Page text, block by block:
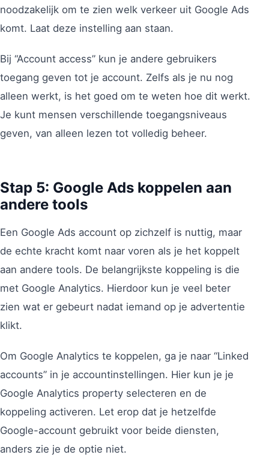
noodzakelijk om te zien welk verkeer uit Google Ads
komt. Laat deze instelling aan staan.
Bij “Account access” kun je andere gebruikers
toegang geven tot je account. Zelfs als je nu nog
alleen werkt, is het goed om te weten hoe dit werkt.
Je kunt mensen verschillende toegangsniveaus
geven, van alleen lezen tot volledig beheer.
Stap 5: Google Ads koppelen aan
andere tools
Een Google Ads account op zichzelf is nuttig, maar
de echte kracht komt naar voren als je het koppelt
aan andere tools. De belangrijkste koppeling is die
met Google Analytics. Hierdoor kun je veel beter
zien wat er gebeurt nadat iemand op je advertentie
klikt.
Om Google Analytics te koppelen, ga je naar “Linked
accounts” in je accountinstellingen. Hier kun je je
Google Analytics property selecteren en de
koppeling activeren. Let erop dat je hetzelfde
Google-account gebruikt voor beide diensten,
anders zie je de optie niet.